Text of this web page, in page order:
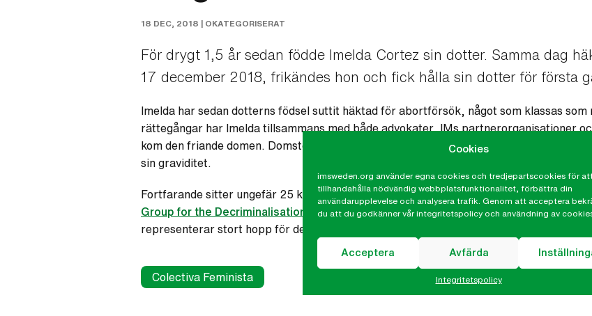
Cookies
imsweden.org använder egna cookies och tredjepartscookies för
tillhandahålla nödvändig webbplatsfunktionalitet, förbättra din
användarupplevelse och analysera trafik. Genom att acceptera
du att du godkänner vår integritetspolicy och användning av
Acceptera Avfärda
Integritetspolicy
18 DEC, 2018 | OKATEGORISERAT
För drygt 1,5 år sedan födde Imelda Cortez sin dotter. Samma dag
17 december 2018, frikändes hon och fick hålla sin dotter för första
Imelda har sedan dotterns födsel suttit häktad för abortförsök, något som klassas
rättegångar har Imelda tillsammans med både advokater, IMs partnerorganisationer
kom den friande domen. Domstol bedömde att Imelda inte kunde dömas för illegalt
sin graviditet.
Fortfarande sitter ungefär 25 kvinnor dömda eller i väntan på rättegång för liknande
Group for the Decriminalisation of Abortion(CDFA). Imeldas försvarsadvokat Ana
representerar stort hopp för de kvinnor som fortfarande sitter häktade eller fängslade.
Colectiva Feminista